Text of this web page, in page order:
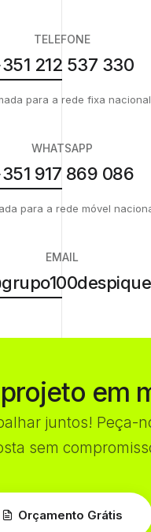
TELEFONE
212 537 330
para a rede fixa
WHATSAPP
917 869 086
para a rede móvel
EMAIL
em
juntos! Peça-
sem
Orçamento Grátis